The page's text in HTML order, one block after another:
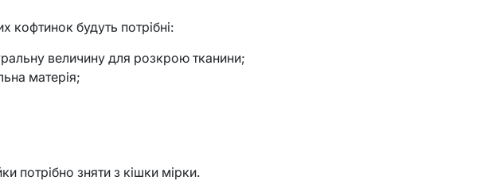
кофтинок будуть потрібні:
величину для розкрою тканини;
матерія;
потрібно зняти з кішки мірки.